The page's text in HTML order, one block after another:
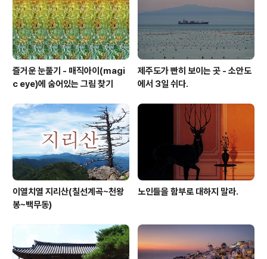
즐거운 눈풀기 - 매직아이(magi
c eye)에 숨어있는 그림 찾기
제주도가 빤히 보이는 곳 - 소안도
에서 3일 쉬다.
이열치열 지리산(칠선계곡~천왕
봉~백무동)
노인들을 함부로 대하지 말라.